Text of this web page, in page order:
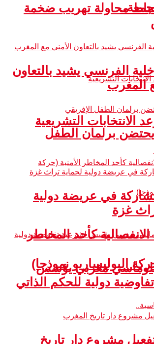
الانتخابات التشريعية
كأحد المخاطر
البوليساريو نموذجا)
محاولة تهريب ضخمة
الفرنسي يشيد بالتعاون
المغرب
برلمان الطفل
في عريضة دولية
غزة
مغربي يؤسس
دولية للحكم الذاتي
مشروع دار تاريخ